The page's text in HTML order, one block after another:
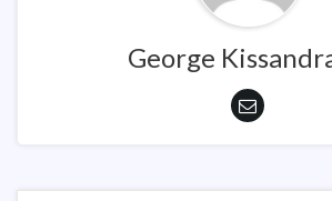
George